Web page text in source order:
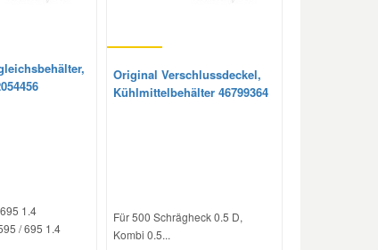
1.4
/ 695 1.4
Original Verschlussdeckel,
Kühlmittelbehälter 46799364
Für 500 Schrägheck 0.5 D,
Kombi 0.5...